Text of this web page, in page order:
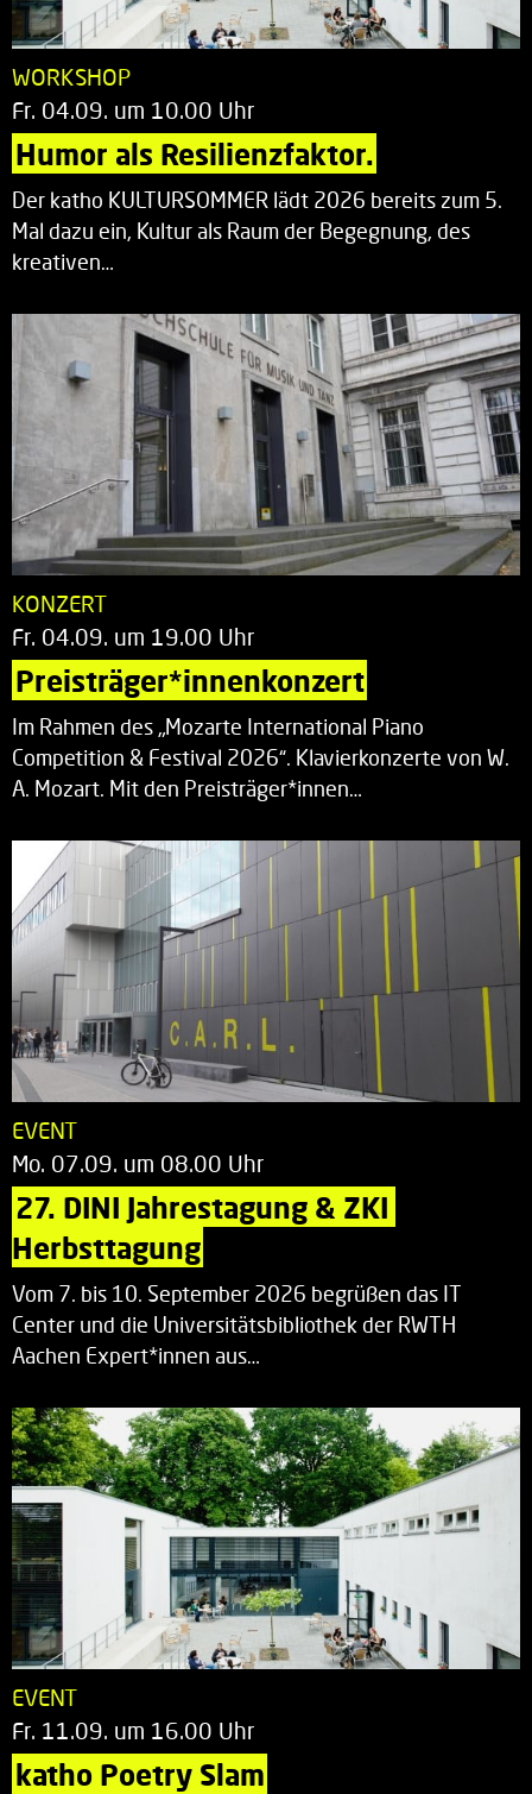
WORKSHOP
Fr. 04.09. um 10.00 Uhr
Humor als Resilienzfaktor.
Der katho KULTURSOMMER lädt 2026 bereits zum 5.
Mal dazu ein, Kultur als Raum der Begegnung, des
kreativen…
KONZERT
Fr. 04.09. um 19.00 Uhr
Preisträger*innenkonzert
Im Rahmen des „Mozarte International Piano
Competition & Festival 2026“. Klavierkonzerte von W.
A. Mozart. Mit den Preisträger*innen…
EVENT
Mo. 07.09. um 08.00 Uhr
27. DINI Jahrestagung & ZKI
Herbsttagung
Vom 7. bis 10. September 2026 begrüßen das IT
Center und die Universitätsbibliothek der RWTH
Aachen Expert*innen aus…
EVENT
Fr. 11.09. um 16.00 Uhr
katho Poetry Slam